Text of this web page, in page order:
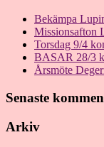
Bekämpa
Missionsafton
Torsdag 9/4
BASAR 28/3
Årsmöte
Senaste
Arkiv